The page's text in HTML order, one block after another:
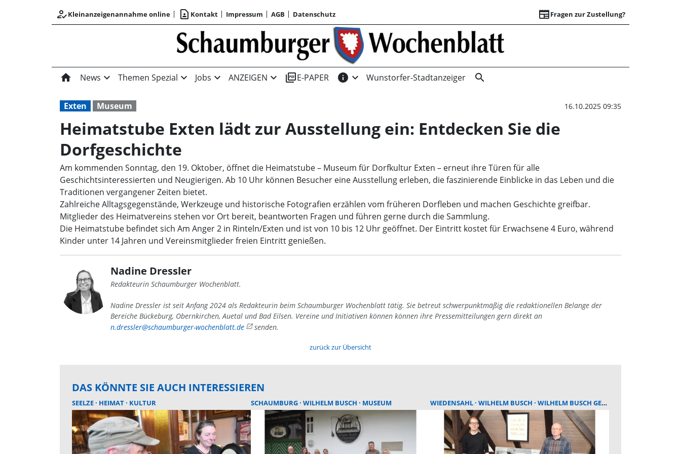
how_to_regKleinanzeigenannahme online contact_page Kontakt Impressum AGB Datenschutz newspaperFragen zur Zustellung?
Heimatstube
home News expand_more Themen Spezial expand_more Jobs expand_more ANZEIGEN expand_more picture_as_pdfE-PAPER info expand_more Wunstorfer-Stadtanzeiger search
Exten Museum 16.10.2025 09:35
Heimatstube Exten lädt zur Ausstellung ein: Entdecken Sie die
Dorfgeschichte
Am kommenden Sonntag, den 19. Oktober, öffnet die Heimatstube – Museum für Dorfkultur Exten – erneut ihre Türen für alle
Geschichtsinteressierten und Neugierigen. Ab 10 Uhr können Besucher eine Ausstellung erleben, die faszinierende Einblicke in das Leben und die
Traditionen vergangener Zeiten bietet.
Zahlreiche Alltagsgegenstände, Werkzeuge und historische Fotografien erzählen vom früheren Dorfleben und machen Geschichte greifbar.
Mitglieder des Heimatvereins stehen vor Ort bereit, beantworten Fragen und führen gerne durch die Sammlung.
Die Heimatstube befindet sich Am Anger 2 in Rinteln/Exten und ist von 10 bis 12 Uhr geöffnet. Der Eintritt kostet für Erwachsene 4 Euro, während
Kinder unter 14 Jahren und Vereinsmitglieder freien Eintritt genießen.
Nadine Dressler
Redakteurin Schaumburger Wochenblatt.
Nadine Dressler ist seit Anfang 2024 als Redakteurin beim Schaumburger Wochenblatt tätig. Sie betreut schwerpunktmäßig die redaktionellen Belange der
Bereiche Bückeburg, Obernkirchen, Auetal und Bad Eilsen. Vereine und Initiativen können können ihre Pressemitteilungen gern direkt an
n.dressler@schaumburger-wochenblatt.de
senden.
zurück zur Übersicht
DAS KÖNNTE SIE AUCH INTERESSIEREN
SEELZE HEIMAT KULTUR SCHAUMBURG WILHELM BUSCH MUSEUM WIEDENSAHL WILHELM BUSCH WILHELM BUSCH GEBURTSHAUS